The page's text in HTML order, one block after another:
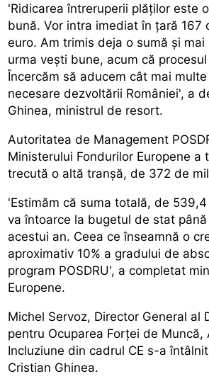
'Ridicarea întreruperii plăților este
bună. Vor intra imediat în țară 167
euro. Am trimis deja o sumă și mai
urma vești bune, acum că
Încercăm să aducem cât mai
necesare dezvoltării României', a
Ghinea, ministrul de resort.
Autoritatea de Management
Ministerului Fondurilor Europene a
trecută o altă tranșă, de 372 de
'Estimăm că suma totală, de
va întoarce la bugetul de stat
acestui an. Ceea ce înseamnă o
aproximativ 10% a gradului de
program POSDRU', a completat
Europene.
Michel Servoz, Director General al
pentru Ocuparea Forței de Muncă,
Incluziune din cadrul CE s-a
Cristian Ghinea.